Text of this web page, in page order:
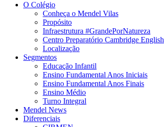
O Colégio
Conheça o Mendel Vilas
Propósito
Infraestrutura #GrandePorNatureza
Centro Preparatório Cambridge English
Localização
Segmentos
Educação Infantil
Ensino Fundamental Anos Iniciais
Ensino Fundamental Anos Finais
Ensino Médio
Turno Integral
Mendel News
Diferenciais